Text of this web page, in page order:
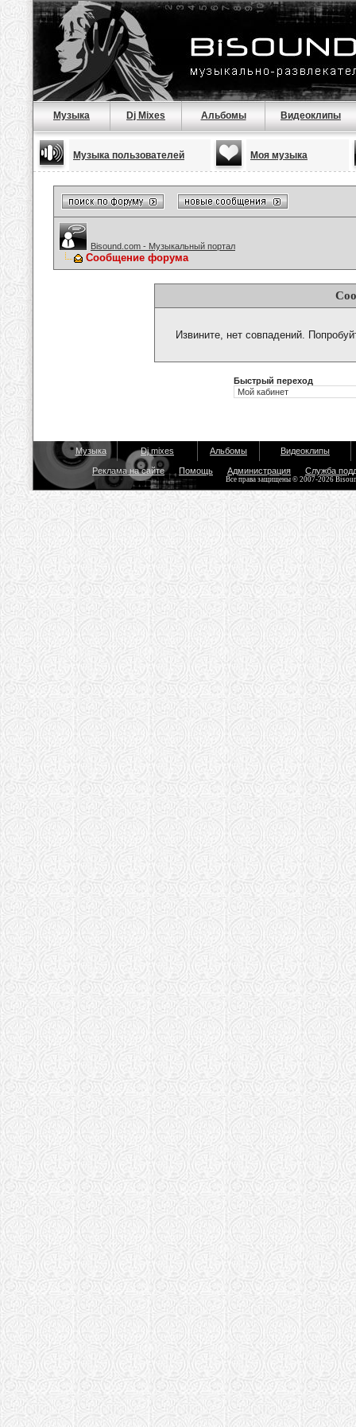
Музыка Dj Mixes Альбомы Видеоклипы
Музыка пользователей Моя музыка
Bisound.com - Музыкальный портал
Сообщение форума
Извините, нет совпадений.
Быстрый переход
Музыка Dj mixes Альбомы Видеоклипы
Реклама на сайте Помощь Администрация Служба
Все права защищены © 2007-2026